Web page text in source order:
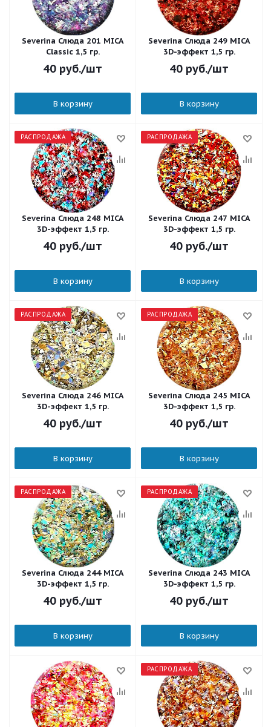
Severina Слюда 201 MICA
Classic 1,5 гр.
40 руб./шт
В корзину
Severina Слюда 249 MICA
3D-эффект 1,5 гр.
40 руб./шт
В корзину
РАСПРОДАЖА
Severina Слюда 248 MICA
3D-эффект 1,5 гр.
40 руб./шт
В корзину
РАСПРОДАЖА
Severina Слюда 247 MICA
3D-эффект 1,5 гр.
40 руб./шт
В корзину
РАСПРОДАЖА
Severina Слюда 246 MICA
3D-эффект 1,5 гр.
40 руб./шт
В корзину
РАСПРОДАЖА
Severina Слюда 245 MICA
3D-эффект 1,5 гр.
40 руб./шт
В корзину
РАСПРОДАЖА
Severina Слюда 244 MICA
3D-эффект 1,5 гр.
40 руб./шт
В корзину
РАСПРОДАЖА
Severina Слюда 243 MICA
3D-эффект 1,5 гр.
40 руб./шт
В корзину
РАСПРОДАЖА